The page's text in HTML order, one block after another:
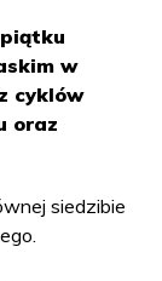
w
cyklów
oraz
siedzibie